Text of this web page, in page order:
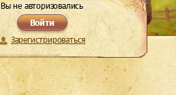
Вы не авторизовались
Войти
Зарегистрироваться